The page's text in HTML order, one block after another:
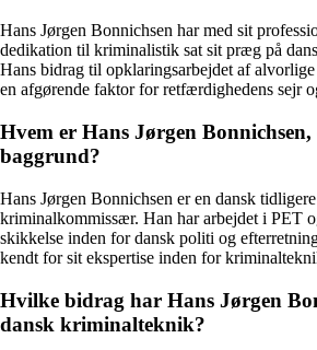
Hans Jørgen Bonnichsen har med sit
dedikation til kriminalistik sat sit præg på
Hans bidrag til opklaringsarbejdet af
en afgørende faktor for retfærdighedens sejr
Hvem er Hans Jørgen
baggrund?
Hans Jørgen Bonnichsen er en dansk
kriminalkommissær. Han har arbejdet i PET
skikkelse inden for dansk politi og
kendt for sit ekspertise inden for
Hvilke bidrag har Hans Jørgen
dansk kriminalteknik?